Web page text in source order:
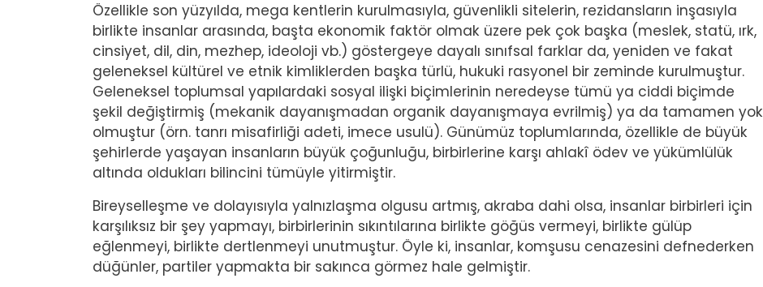
Özellikle son yüzyılda, mega kentlerin kurulmasıyla, güvenlikli sitelerin, rezidansların inşasıyla
birlikte insanlar arasında, başta ekonomik faktör olmak üzere pek çok başka (meslek, statü, ırk,
cinsiyet, dil, din, mezhep, ideoloji vb.) göstergeye dayalı sınıfsal farklar da, yeniden ve fakat
geleneksel kültürel ve etnik kimliklerden başka türlü, hukuki rasyonel bir zeminde kurulmuştur.
Geleneksel toplumsal yapılardaki sosyal ilişki biçimlerinin neredeyse tümü ya ciddi biçimde
şekil değiştirmiş (mekanik dayanışmadan organik dayanışmaya evrilmiş) ya da tamamen yok
olmuştur (örn. tanrı misafirliği adeti, imece usulü). Günümüz toplumlarında, özellikle de büyük
şehirlerde yaşayan insanların büyük çoğunluğu, birbirlerine karşı ahlakî ödev ve yükümlülük
altında oldukları bilincini tümüyle yitirmiştir.
Bireyselleşme ve dolayısıyla yalnızlaşma olgusu artmış, akraba dahi olsa, insanlar birbirleri için
karşılıksız bir şey yapmayı, birbirlerinin sıkıntılarına birlikte göğüs vermeyi, birlikte gülüp
eğlenmeyi, birlikte dertlenmeyi unutmuştur. Öyle ki, insanlar, komşusu cenazesini defnederken
düğünler, partiler yapmakta bir sakınca görmez hale gelmiştir.